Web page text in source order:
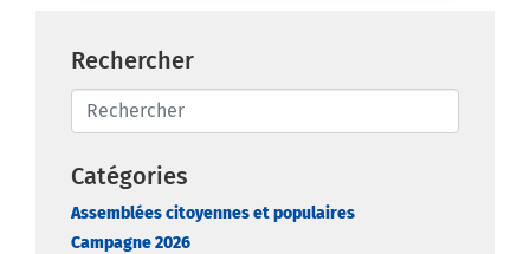
Rechercher
Catégories
Assemblées citoyennes et populaires
Campagne 2026